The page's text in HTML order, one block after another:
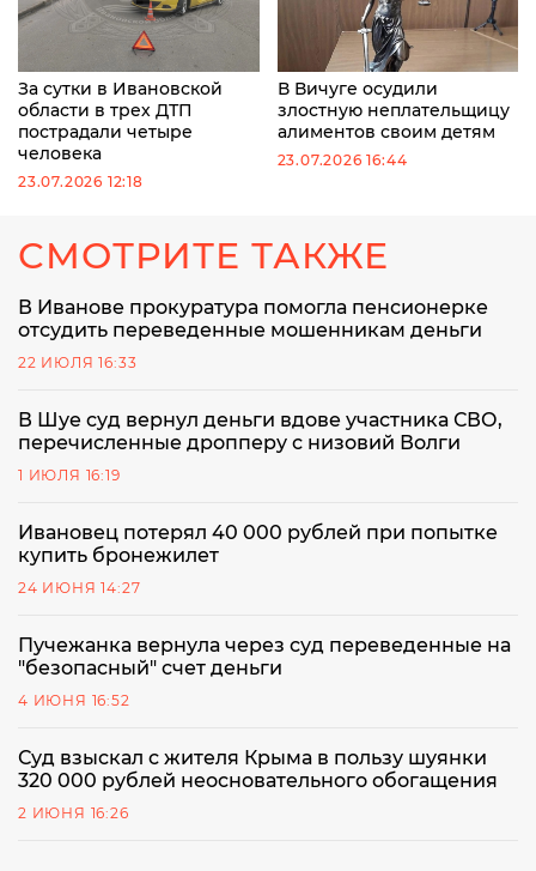
За сутки в Ивановской
области в трех ДТП
пострадали четыре
человека
23.07.2026 12:18
В Вичуге осудили
злостную неплательщицу
алиментов своим детям
23.07.2026 16:44
СМОТРИТЕ ТАКЖЕ
В Иванове прокуратура помогла пенсионерке
отсудить переведенные мошенникам деньги
22 ИЮЛЯ 16:33
В Шуе суд вернул деньги вдове участника СВО,
перечисленные дропперу с низовий Волги
1 ИЮЛЯ 16:19
Ивановец потерял 40 000 рублей при попытке
купить бронежилет
24 ИЮНЯ 14:27
Пучежанка вернула через суд переведенные на
"безопасный" счет деньги
4 ИЮНЯ 16:52
Суд взыскал с жителя Крыма в пользу шуянки
320 000 рублей неосновательного обогащения
2 ИЮНЯ 16:26